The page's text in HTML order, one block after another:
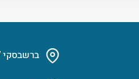
ברשבסקי 7, ראשון לציון, קומה 1